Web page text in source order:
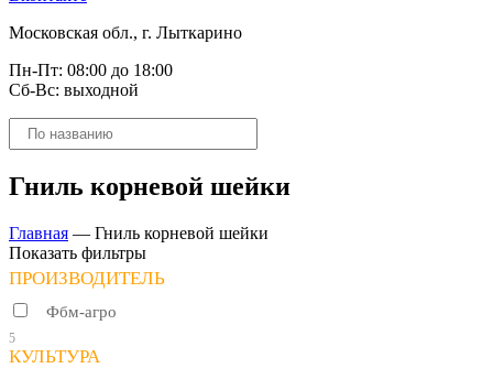
Московская обл., г. Лыткарино
Пн-Пт: 08:00 до 18:00
Сб-Вс: выходной
Поиск
товаров
Гниль корневой шейки
Главная — Гниль корневой шейки
Показать фильтры
ПРОИЗВОДИТЕЛЬ
Фбм-агро
5
КУЛЬТУРА